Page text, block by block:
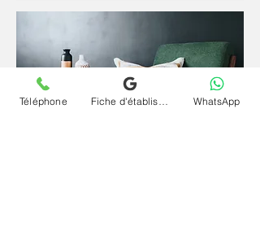
Téléphone WhatsApp